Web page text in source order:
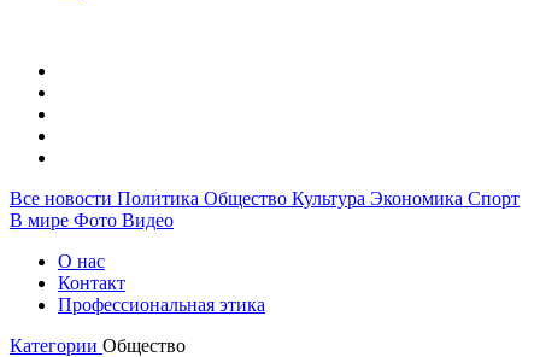
Все новости Политика Общество Культура Экономика Спорт
В мире Фото Видео
О нас
Контакт
Профессиональная этика
Категории Общество